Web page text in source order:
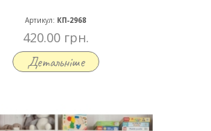
Артикул: КП-2968
420.00 грн.
Детальніше